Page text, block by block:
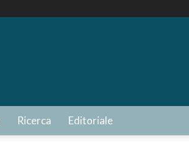
Ricerca Editoriale